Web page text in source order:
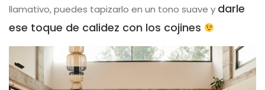
llamativo, puedes tapizarlo en un tono suave y darle
ese toque de calidez con los cojines